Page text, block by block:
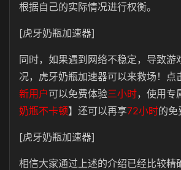
根据自己的实际情况进行权衡。
[虎牙奶瓶加速器]
同时，如果遇到网络不稳定，导致游
况，虎牙奶瓶加速器可以来救场！点
新用户可以免费体验三小时，使用专
奶瓶不卡顿】还可以再享72小时的免
[虎牙奶瓶加速器]
相信大家通过上述的介绍已经比较精